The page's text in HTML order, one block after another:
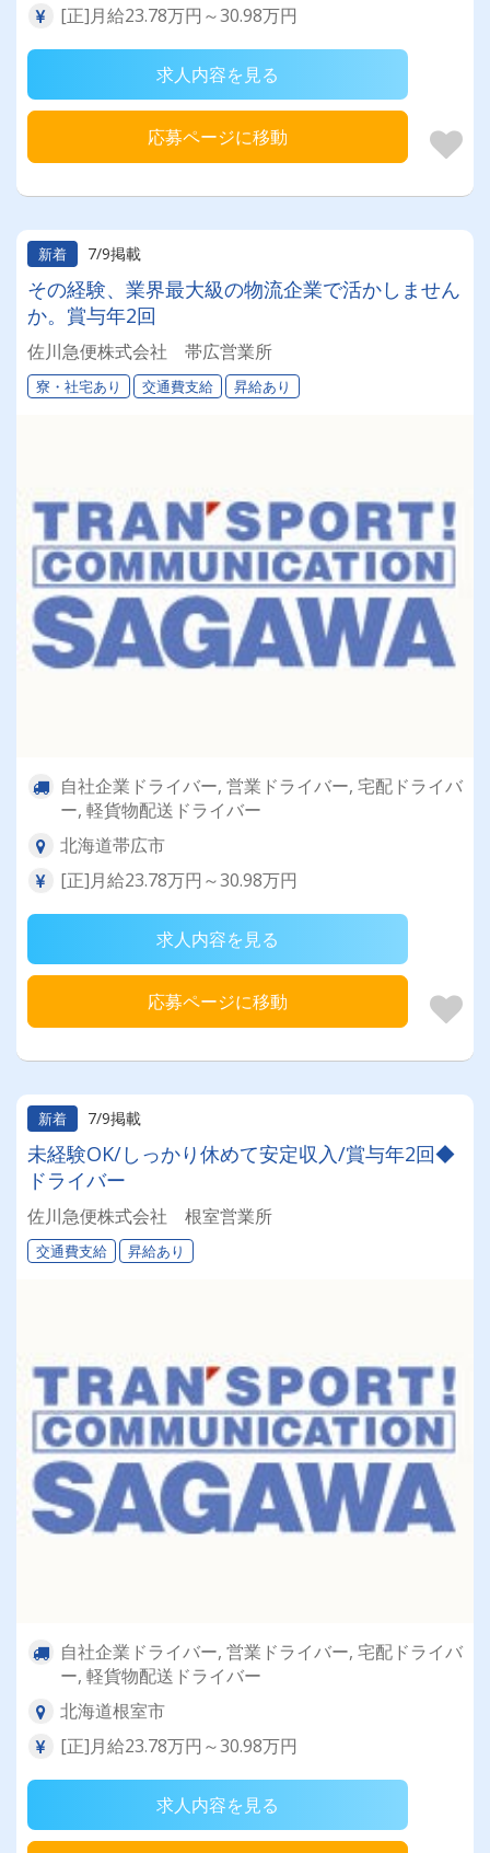
[正]月給23.78万円～30.98万円
求人内容を見る
応募ページに移動
新着 7/9掲載
その経験、業界最大級の物流企業で活かしません
か。賞与年2回
佐川急便株式会社 帯広営業所
寮・社宅あり 交通費支給 昇給あり
自社企業ドライバー, 営業ドライバー, 宅配ドライバ
ー, 軽貨物配送ドライバー
北海道帯広市
[正]月給23.78万円～30.98万円
求人内容を見る
応募ページに移動
新着 7/9掲載
未経験OK/しっかり休めて安定収入/賞与年2回◆
ドライバー
佐川急便株式会社 根室営業所
交通費支給 昇給あり
自社企業ドライバー, 営業ドライバー, 宅配ドライバ
ー, 軽貨物配送ドライバー
北海道根室市
[正]月給23.78万円～30.98万円
求人内容を見る